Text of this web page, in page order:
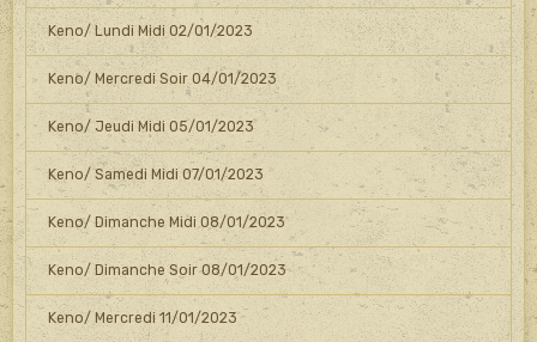
Keno/ Lundi Midi 02/01/2023
Keno/ Mercredi Soir 04/01/2023
Keno/ Jeudi Midi 05/01/2023
Keno/ Samedi Midi 07/01/2023
Keno/ Dimanche Midi 08/01/2023
Keno/ Dimanche Soir 08/01/2023
Keno/ Mercredi 11/01/2023